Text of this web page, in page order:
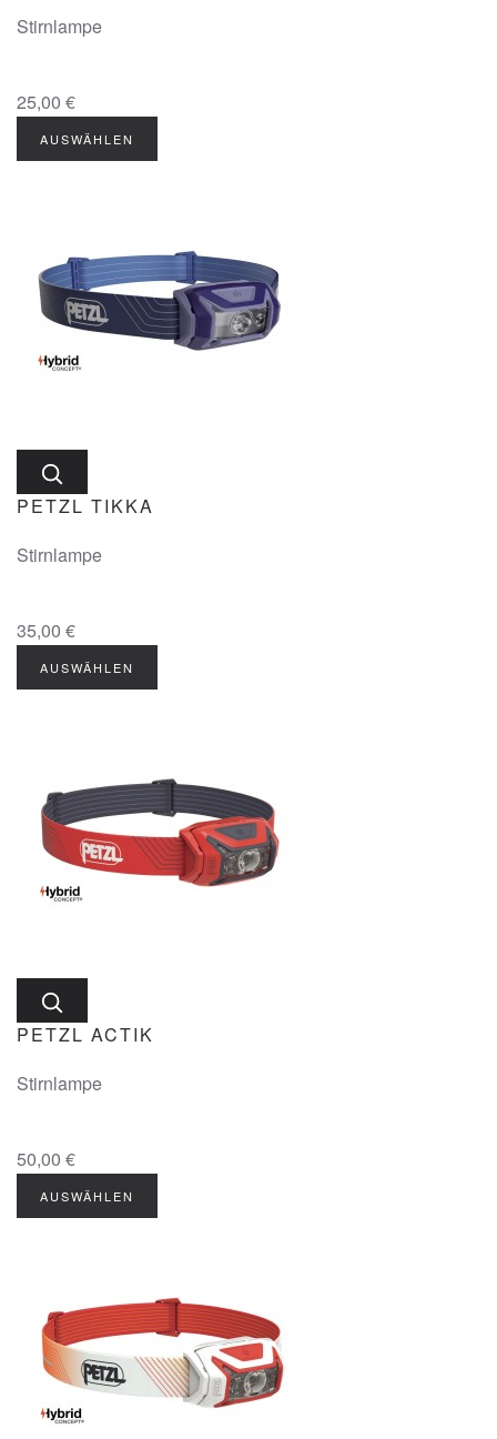
Stirnlampe
25,00 €
AUSWÄHLEN
PETZL TIKKA
Stirnlampe
35,00 €
AUSWÄHLEN
PETZL ACTIK
Stirnlampe
50,00 €
AUSWÄHLEN